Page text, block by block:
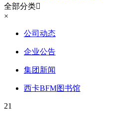
全部分类
×
公司动态
企业公告
集团新闻
西卡BFM图书馆
21